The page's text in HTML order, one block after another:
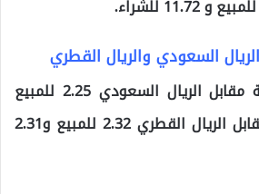
الريال السعودي والريال القطري
وسجلت الليرة التركية مقابل الريال السعودي 2.25 للمبيع
و2.26 ليرة تركية, ومقابل الريال القطري 2.32 للمبيع و2.31